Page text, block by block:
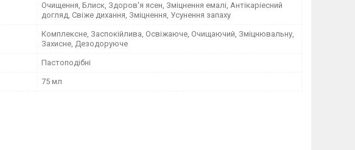
Очищення, Блиск, Здоров'я ясен, Зміцнення емалі, Антікаріесний
догляд, Свіже дихання, Зміцнення, Усунення запаху
Комплексне, Заспокійлива, Освіжаюче, Очищаючий, Зміцнювальну,
Захисне, Дезодоруюче
Пастоподібні
75 мл